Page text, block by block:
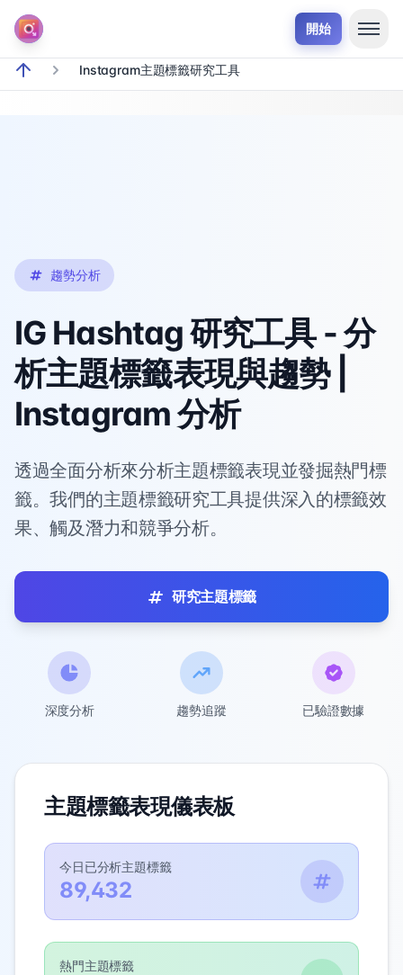
開始
breadcrumb.home
Instagram主題標籤研究工具
趨勢分析
IG Hashtag 研究工具 - 分
析主題標籤表現與趨勢 |
Instagram 分析
透過全面分析來分析主題標籤表現並發掘熱門標
籤。我們的主題標籤研究工具提供深入的標籤效
果、觸及潛力和競爭分析。
研究主題標籤
深度分析 趨勢追蹤 已驗證數據
主題標籤表現儀表板
今日已分析主題標籤
89,432
熱門主題標籤